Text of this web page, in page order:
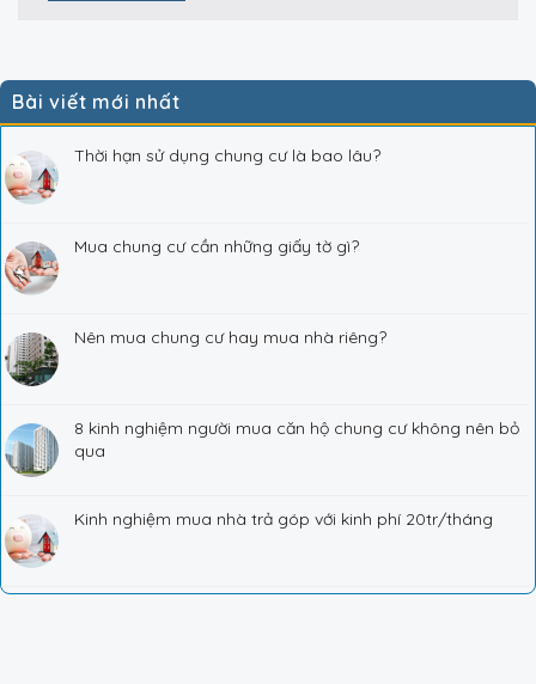
Bài viết mới nhất
Thời hạn sử dụng chung cư là bao lâu?
Mua chung cư cần những giấy tờ gì?
Nên mua chung cư hay mua nhà riêng?
8 kinh nghiệm người mua căn hộ chung cư không nên bỏ
qua
Kinh nghiệm mua nhà trả góp với kinh phí 20tr/tháng